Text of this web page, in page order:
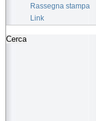
Rassegna stampa
Link